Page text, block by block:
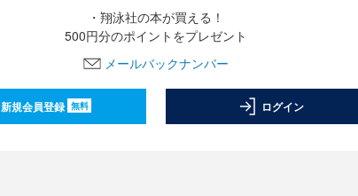
・翔泳社の本が買える！
500円分のポイントをプレゼント
メールバックナンバー
新規会員登録 無料 ログイン